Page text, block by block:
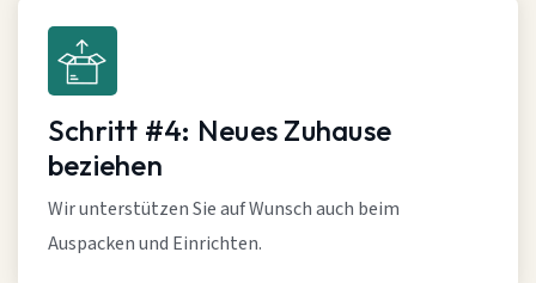
Schritt #4: Neues Zuhause
beziehen
Wir unterstützen Sie auf Wunsch auch beim
Auspacken und Einrichten.